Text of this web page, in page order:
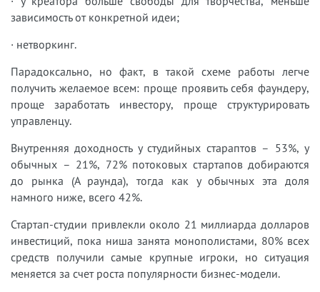
зависимость от конкретной идеи;
· нетворкинг.
Парадоксально, но факт, в такой схеме работы легче
получить желаемое всем: проще проявить себя фаундеру,
проще заработать инвестору, проще структурировать
управленцу.
Внутренняя доходность у студийных стараптов – 53%, у
обычных – 21%, 72% потоковых стартапов добираются
до рынка (А раунда), тогда как у обычных эта доля
намного ниже, всего 42%.
Стартап-студии привлекли около 21 миллиарда долларов
инвестиций, пока ниша занята монополистами, 80% всех
средств получили самые крупные игроки, но ситуация
меняется за счет роста популярности бизнес-модели.